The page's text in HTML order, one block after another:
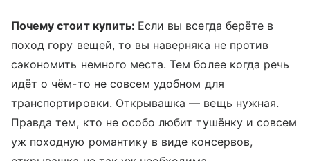
Почему стоит купить: Если вы всегда берёте в
поход гору вещей, то вы наверняка не против
сэкономить немного места. Тем более когда речь
идёт о чём-то не совсем удобном для
транспортировки. Открывашка — вещь нужная.
Правда тем, кто не особо любит тушёнку и совсем
уж походную романтику в виде консервов,